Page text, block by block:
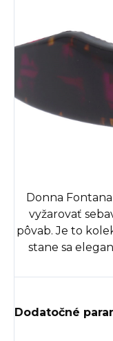
Donna
vyžarovať
pôvab.Je to
stane sa
Dodatočné